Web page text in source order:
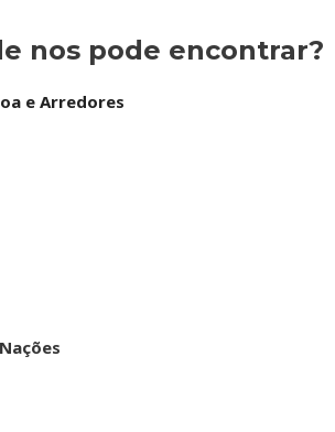
nos pode encontrar?
e Arredores